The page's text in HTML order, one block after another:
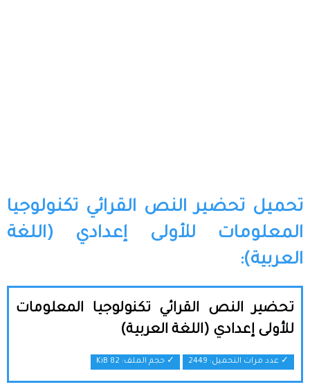
تحميل تحضير النص القرائي تكنولوجيا
المعلومات للأولى إعدادي (اللغة
العربية):
تحضير النص القرائي تكنولوجيا المعلومات
للأولى إعدادي (اللغة العربية)
✓ عدد مرات التحميل: 2449 ✓ حجم الملف: 82 KiB